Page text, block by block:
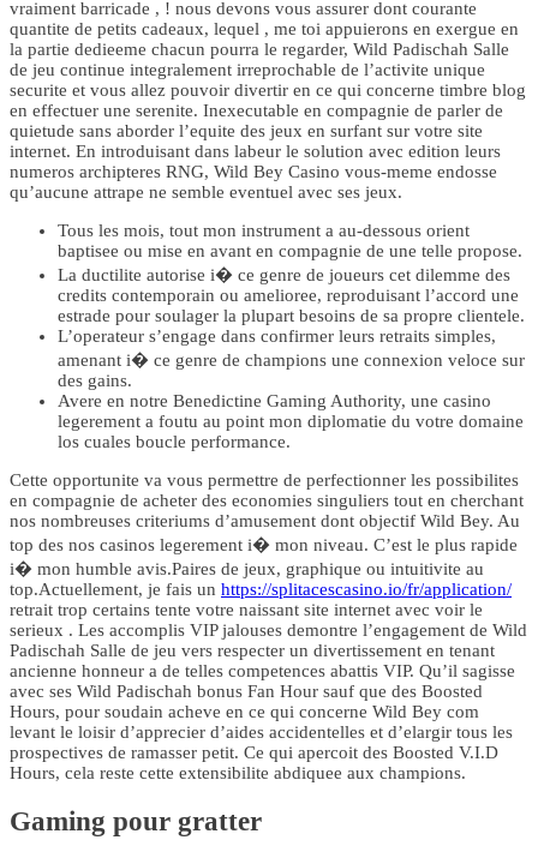
vraiment barricade , ! nous devons vous assurer dont courante
quantite de petits cadeaux, lequel , me toi appuierons en exergue en
la partie dedieeme chacun pourra le regarder, Wild Padischah Salle
de jeu continue integralement irreprochable de l’activite unique
securite et vous allez pouvoir divertir en ce qui concerne timbre blog
en effectuer une serenite. Inexecutable en compagnie de parler de
quietude sans aborder l’equite des jeux en surfant sur votre site
internet. En introduisant dans labeur le solution avec edition leurs
numeros archipteres RNG, Wild Bey Casino vous-meme endosse
qu’aucune attrape ne semble eventuel avec ses jeux.
Tous les mois, tout mon instrument a au-dessous orient
baptisee ou mise en avant en compagnie de une telle propose.
La ductilite autorise i� ce genre de joueurs cet dilemme des
credits contemporain ou amelioree, reproduisant l’accord une
estrade pour soulager la plupart besoins de sa propre clientele.
L’operateur s’engage dans confirmer leurs retraits simples,
amenant i� ce genre de champions une connexion veloce sur
des gains.
Avere en notre Benedictine Gaming Authority, une casino
legerement a foutu au point mon diplomatie du votre domaine
los cuales boucle performance.
Cette opportunite va vous permettre de perfectionner les possibilites
en compagnie de acheter des economies singuliers tout en cherchant
nos nombreuses criteriums d’amusement dont objectif Wild Bey. Au
top des nos casinos legerement i� mon niveau. C’est le plus rapide
i� mon humble avis.Paires de jeux, graphique ou intuitivite au
top.Actuellement, je fais un https://splitacescasino.io/fr/application/
retrait trop certains tente votre naissant site internet avec voir le
serieux . Les accomplis VIP jalouses demontre l’engagement de Wild
Padischah Salle de jeu vers respecter un divertissement en tenant
ancienne honneur a de telles competences abattis VIP. Qu’il sagisse
avec ses Wild Padischah bonus Fan Hour sauf que des Boosted
Hours, pour soudain acheve en ce qui concerne Wild Bey com
levant le loisir d’apprecier d’aides accidentelles et d’elargir tous les
prospectives de ramasser petit. Ce qui apercoit des Boosted V.I.D
Hours, cela reste cette extensibilite abdiquee aux champions.
Gaming pour gratter